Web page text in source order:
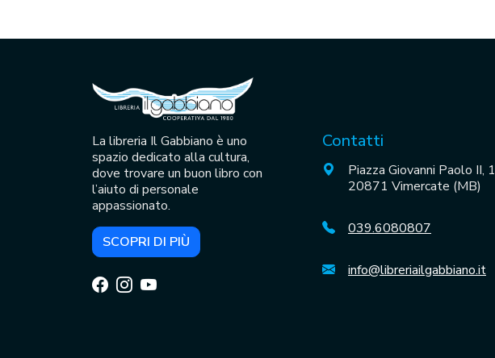
La libreria Il Gabbiano è uno
spazio dedicato alla cultura,
dove trovare un buon libro con
l’aiuto di personale
appassionato.
SCOPRI DI PIÙ
Contatti
Piazza Giovanni Paolo II, 1
20871 Vimercate (MB)
039.6080807
info@libreriailgabbiano.it